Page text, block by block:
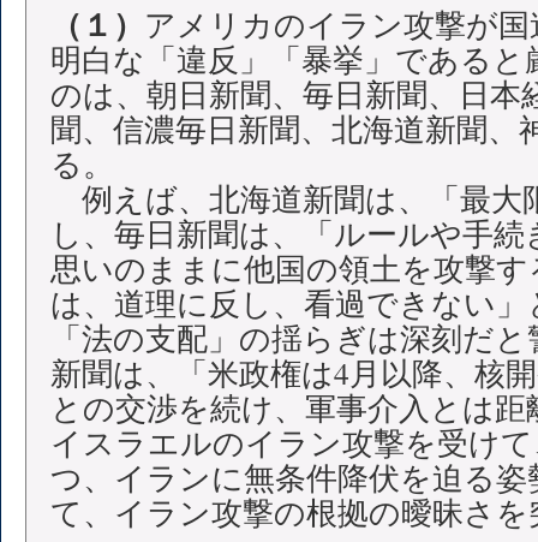
（１） アメリカのイラン攻撃が
明白な「違反」「暴挙」である
のは、朝日新聞、毎日新聞、日本
聞、信濃毎日新聞、北海道新聞、
る。
例えば、北海道新聞は、「最大
し、毎日新聞は、「ルールや手
思いのままに他国の領土を攻撃
は、道理に反し、看過できない
「法の支配」の揺らぎは深刻だ
新聞は、「米政権は4月以降、核
との交渉を続け、軍事介入とは
イスラエルのイラン攻撃を受け
つ、イランに無条件降伏を迫る
て、イラン攻撃の根拠の曖昧さ